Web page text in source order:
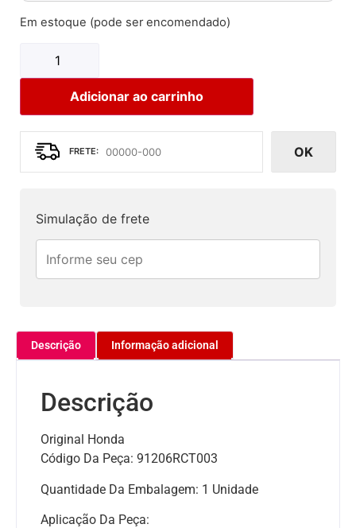
Em estoque (pode ser encomendado)
Adicionar ao carrinho
OK
Simulação de frete
Descrição Informação adicional
Descrição
Original Honda
Código Da Peça: 91206RCT003
Quantidade Da Embalagem: 1 Unidade
Aplicação Da Peça: